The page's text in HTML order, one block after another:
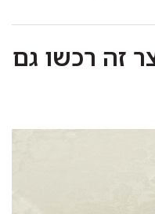
זה רכשו גם